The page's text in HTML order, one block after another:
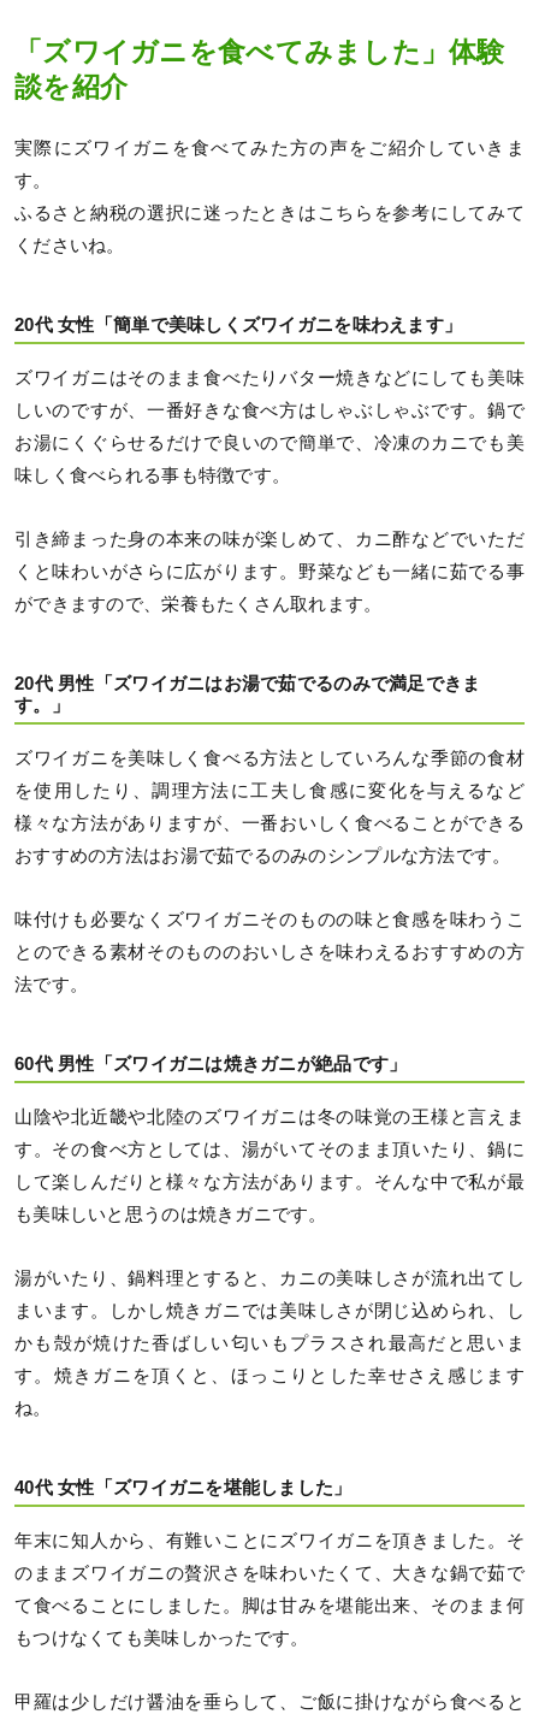
「ズワイガニを食べてみました」体験
談を紹介
実際にズワイガニを食べてみた方の声をご紹介していきま
す。
ふるさと納税の選択に迷ったときはこちらを参考にしてみて
くださいね。
20代 女性「簡単で美味しくズワイガニを味わえます」
ズワイガニはそのまま食べたりバター焼きなどにしても美味
しいのですが、一番好きな食べ方はしゃぶしゃぶです。鍋で
お湯にくぐらせるだけで良いので簡単で、冷凍のカニでも美
味しく食べられる事も特徴です。
引き締まった身の本来の味が楽しめて、カニ酢などでいただ
くと味わいがさらに広がります。野菜なども一緒に茹でる事
ができますので、栄養もたくさん取れます。
20代 男性「ズワイガニはお湯で茹でるのみで満足できま
す。」
ズワイガニを美味しく食べる方法としていろんな季節の食材
を使用したり、調理方法に工夫し食感に変化を与えるなど
様々な方法がありますが、一番おいしく食べることができる
おすすめの方法はお湯で茹でるのみのシンプルな方法です。
味付けも必要なくズワイガニそのものの味と食感を味わうこ
とのできる素材そのもののおいしさを味わえるおすすめの方
法です。
60代 男性「ズワイガニは焼きガニが絶品です」
山陰や北近畿や北陸のズワイガニは冬の味覚の王様と言えま
す。その食べ方としては、湯がいてそのまま頂いたり、鍋に
して楽しんだりと様々な方法があります。そんな中で私が最
も美味しいと思うのは焼きガニです。
湯がいたり、鍋料理とすると、カニの美味しさが流れ出てし
まいます。しかし焼きガニでは美味しさが閉じ込められ、し
かも殻が焼けた香ばしい匂いもプラスされ最高だと思いま
す。焼きガニを頂くと、ほっこりとした幸せさえ感じます
ね。
40代 女性「ズワイガニを堪能しました」
年末に知人から、有難いことにズワイガニを頂きました。そ
のままズワイガニの贅沢さを味わいたくて、大きな鍋で茹で
て食べることにしました。脚は甘みを堪能出来、そのまま何
もつけなくても美味しかったです。
甲羅は少しだけ醤油を垂らして、ご飯に掛けながら食べると